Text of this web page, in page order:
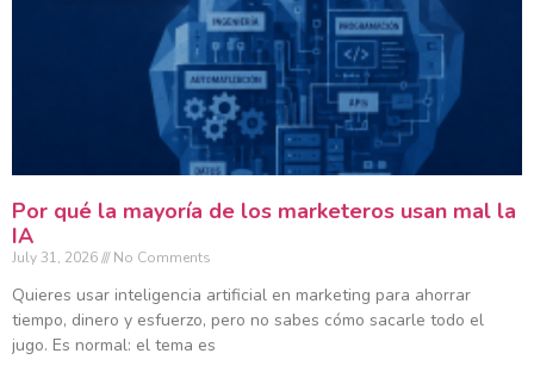
Por qué la mayoría de los marketeros usan mal la
IA
July 31, 2026 No Comments
Quieres usar inteligencia artificial en marketing para ahorrar
tiempo, dinero y esfuerzo, pero no sabes cómo sacarle todo el
jugo. Es normal: el tema es